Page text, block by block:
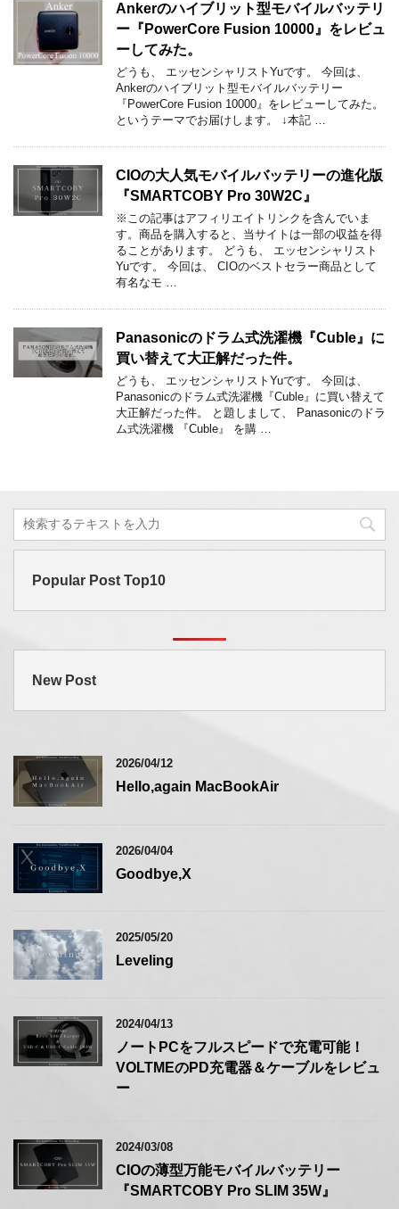
Ankerのハイブリット型モバイルバッテリ
ー『PowerCore Fusion 10000』をレビュ
ーしてみた。
どうも、 エッセンシャリストYuです。 今回は、
Ankerのハイブリット型モバイルバッテリー
『PowerCore Fusion 10000』をレビューしてみた。
というテーマでお届けします。 ↓本記 …
CIOの大人気モバイルバッテリーの進化版
『SMARTCOBY Pro 30W2C』
※この記事はアフィリエイトリンクを含んでいま
す。商品を購入すると、当サイトは一部の収益を得
ることがあります。 どうも、 エッセンシャリスト
Yuです。 今回は、 CIOのベストセラー商品として
有名なモ …
Panasonicのドラム式洗濯機『Cuble』に
買い替えて大正解だった件。
どうも、 エッセンシャリストYuです。 今回は、
Panasonicのドラム式洗濯機『Cuble』に買い替えて
大正解だった件。 と題しまして、 Panasonicのドラ
ム式洗濯機 『Cuble』 を購 …
Popular Post Top10
New Post
2026/04/12
Hello,again MacBookAir
2026/04/04
Goodbye,X
2025/05/20
Leveling
2024/04/13
ノートPCをフルスピードで充電可能！
VOLTMEのPD充電器＆ケーブルをレビュ
ー
2024/03/08
CIOの薄型万能モバイルバッテリー
『SMARTCOBY Pro SLIM 35W』